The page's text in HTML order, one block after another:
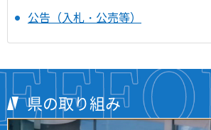
公告（入札・公売等）
県の取り組み